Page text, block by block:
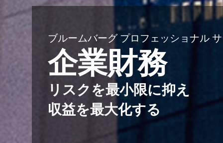
ブルームバーグ プロフェッショナル
企業財務
リスクを最小限に抑え
収益を最大化する